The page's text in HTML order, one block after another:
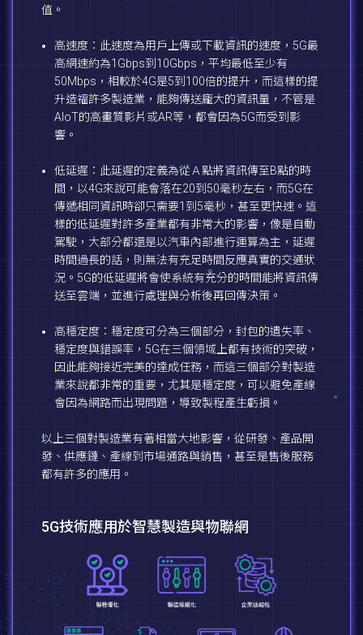
值。
高速度：此速度為用戶上傳或下載資訊的速度，5G最
高網速約為1Gbps到10Gbps，平均最低至少有
50Mbps，相較於4G是5到100倍的提升，而這樣的提
升造福許多製造業，能夠傳送龐大的資訊量，不管是
AIoT的高畫質影片或AR等，都會因為5G而受到影
響。
低延遲：此延遲的定義為從Ａ點將資訊傳至B點的時
間，以4G來說可能會落在20到50毫秒左右，而5G在
傳遞相同資訊時卻只需要1到5毫秒，甚至更快速。這
樣的低延遲對許多產業都有非常大的影響，像是自動
駕駛，大部分都還是以汽車內部進行運算為主，延遲
時間過長的話，則無法有充足時間反應真實的交通狀
況。5G的低延遲將會使系統有充分的時間能將資訊傳
送至雲端，並進行處理與分析後再回傳決策。
高穩定度：穩定度可分為三個部分，封包的遺失率、
穩定度與錯誤率，5G在三個領域上都有技術的突破，
因此能夠接近完美的達成任務，而這三個部分對製造
業來說都非常的重要，尤其是穩定度，可以避免產線
會因為網路而出現問題，導致製程產生虧損。
以上三個對製造業有著相當大地影響，從研發、產品開
發、供應鏈、產線到市場通路與銷售，甚至是售後服務
都有許多的應用。
5G技術應用於智慧製造與物聯網